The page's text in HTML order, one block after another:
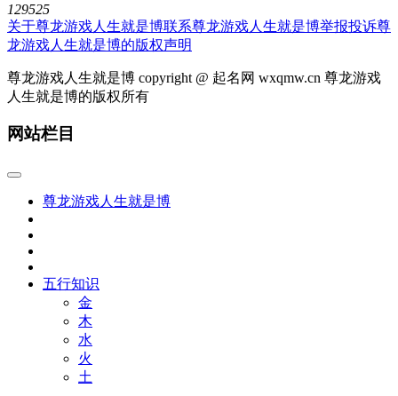
129525
关于尊龙游戏人生就是博联系尊龙游戏人生就是博举报投诉尊
龙游戏人生就是博的版权声明
尊龙游戏人生就是博 copyright @ 起名网 wxqmw.cn 尊龙游戏
人生就是博的版权所有
网站栏目
尊龙游戏人生就是博
五行知识
金
木
水
火
土